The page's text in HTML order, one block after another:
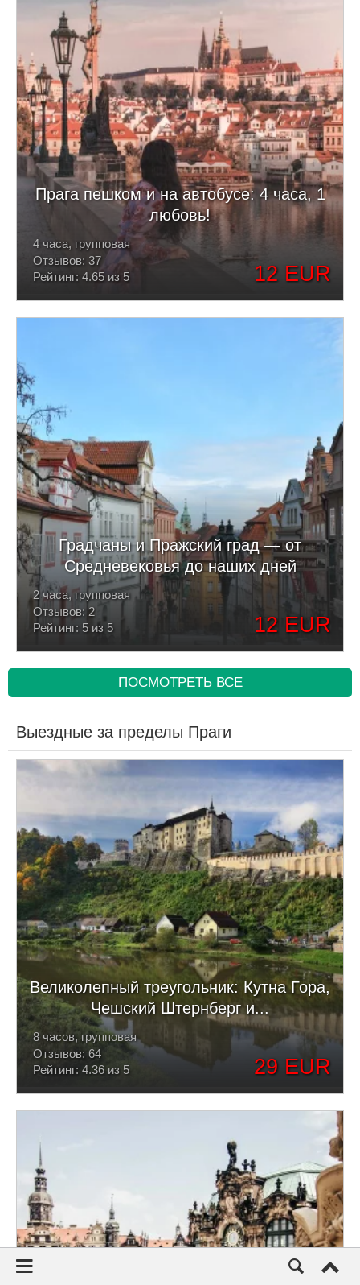
Прага пешком и на автобусе: 4 часа, 1
любовь!
12 EUR
4 часа, групповая
Отзывов: 37
Рейтинг: 4.65 из 5
Градчаны и Пражский град — от
Средневековья до наших дней
12 EUR
2 часа, групповая
Отзывов: 2
Рейтинг: 5 из 5
ПОСМОТРЕТЬ ВСЕ
Выездные за пределы Праги
Великолепный треугольник: Кутна Гора,
Чешский Штернберг и...
29 EUR
8 часов, групповая
Отзывов: 64
Рейтинг: 4.36 из 5